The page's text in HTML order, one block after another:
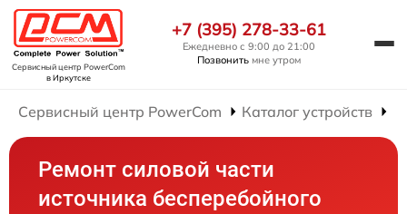
Сервисный центр PowerCom
в Иркутске
+7 (395) 278-33-61
Ежедневно с 9:00 до 21:00
Позвонить мне утром
Сервисный центр PowerCom Каталог устройств
Ремонт силовой части
источника бесперебойного